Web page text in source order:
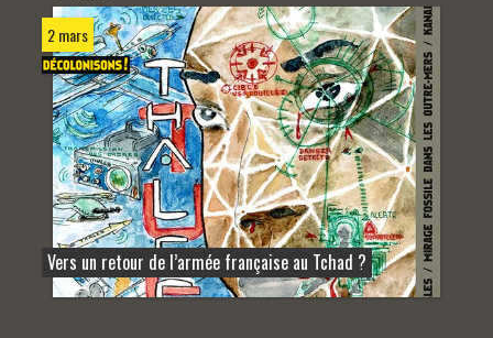
2 mars
Vers un retour de l’armée française au Tchad ?